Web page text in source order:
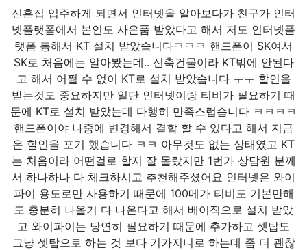
신혼집 입주하게 되면서 인터넷을 알아보다가 친구가 인터
넷플랫폼에서 본인도 사은품 받았다고 해서 저도 인터넷플
랫폼 통해서 KT 설치 받았습니다ㅋㅋㅋ 핸드폰이 SK여서
SK로 처음에는 알아봤는데.. 신축건물이라 KT밖에 안된다
고 해서 어쩔 수 없이 KT로 설치 받았습니다 ㅜㅜ 할인을
받는것도 중요하지만 일단 인터넷이랑 티비가 필요하기 때
문에 KT로 설치 받았는데 다행히 만족스럽습니다 ㅋㅋㅋㅋ
핸드폰이야 나중에 변경해서 결합 할 수 있다고 해서 지금
은 할인을 포기 했습니다 ㅋㅋ 아무것도 없는 상태였고 KT
는 처음이라 어떤걸로 할지 잘 몰랐지만 1번가 상담원 분께
서 하나하나 다 체크하시고 추천해주셨어요 인터넷은 와이
파이 용도로만 사용하기 때문에 100메가 티비도 기본만해
도 충분히 나올거 다 나온다고 해서 베이직으로 설치 받았
고 와이파이는 당연히 필요하기 때문에 추가하고 셋탑도
그냥 셋탑으로 하는 것 보다 기가지니로 하는데 좀 더 괜찮